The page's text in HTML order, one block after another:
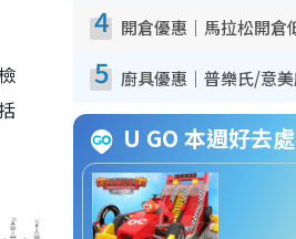
4
5
U GO 本週好去處